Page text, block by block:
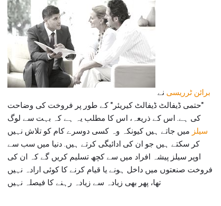
برائن ٹرریسی نے
"حتمی ڈیفالٹ ڈیفالٹ کیریئر" کے طور پر فروخت کی وضاحت
کی ہے. اس کے ذریعہ، اس کا مطلب یہ ہے کہ بہت سے لوگ
سیلز میں جاتے ہیں کیونکہ وہ کسی دوسرے کام کو تلاش نہیں
کر سکتے ہیں جو ان کی ادائیگی کرتے ہیں. دنیا میں سب سے
اوپر سیلز پیشہ افراد میں سے کچھ تسلیم کریں گے کہ ان کی
فروخت صنعتوں میں داخل ہونے یا قیام کرنے کا کوئی ارادہ نہیں
تھا، پھر بھی زیادہ سے زیادہ رہنے کا فیصلہ نہیں